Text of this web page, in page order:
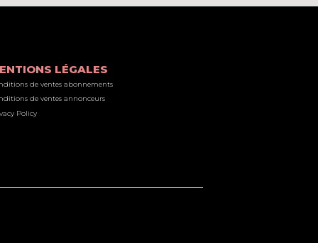
LÉGALES
de ventes abonnements
de ventes annonceurs
Policy